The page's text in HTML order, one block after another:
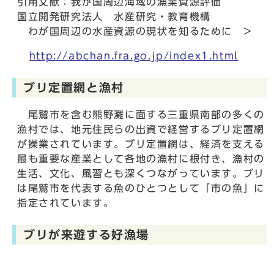
国立開発研究法人 水産研究・教育機構
わが国周辺の水産資源の現状を知るために >
http://abchan.fra.go.jp/index1.html
ブリ定置網と漁村
尾鷲市を含む熊野灘に面する三重県南部の多くの
漁村では、地元住民らの出資で経営するブリ定置網
が操業されています。ブリ定置網は、経済を支える
最も重要な産業として各地の漁村に根付き、漁村の
生活、文化、風習とも深くつながっています。ブリ
は尾鷲市を代表する魚のひとつとして「市の魚」に
指定されています。
ブリが来遊する好漁場